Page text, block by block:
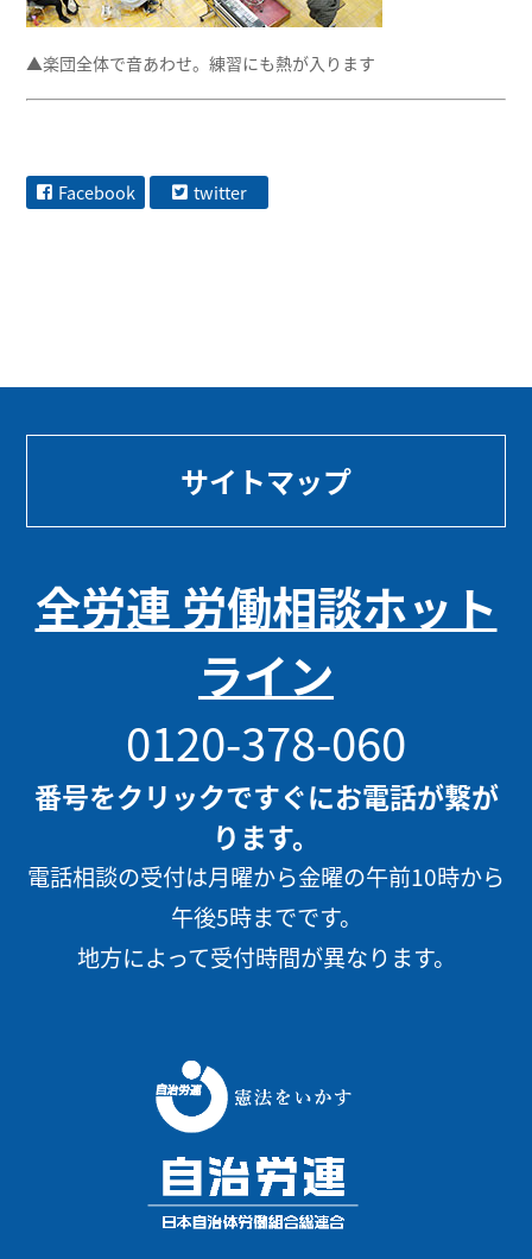
▲楽団全体で音あわせ。練習にも熱が入ります
Facebook twitter
サイトマップ
全労連 労働相談ホット
ライン
0120-378-060
番号をクリックですぐにお電話が繋が
ります。
電話相談の受付は月曜から金曜の午前10時から
午後5時までです。
地方によって受付時間が異なります。